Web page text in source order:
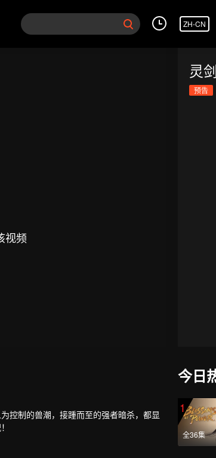
ZH-CN
视频
灵
预告
控制的兽潮，接踵而至的强者暗杀，都显
今日
1
全36集